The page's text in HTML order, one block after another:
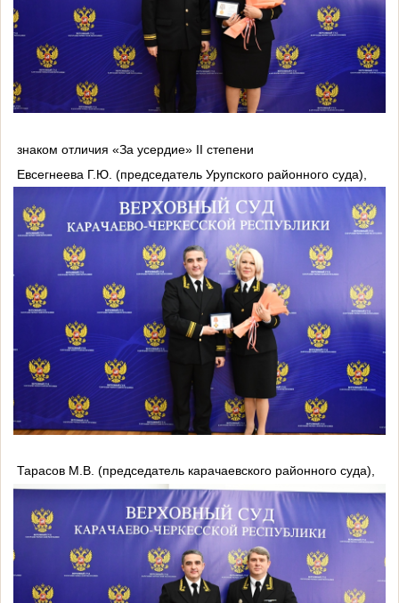
знаком отличия «За усердие» II степени
Евсегнеева Г.Ю. (председатель Урупского районного суда),
Тарасов М.В. (председатель карачаевского районного суда),